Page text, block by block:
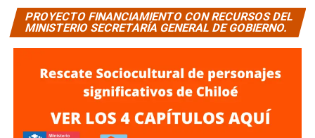
PROYECTO FINANCIAMIENTO CON RECURSOS DEL
MINISTERIO SECRETARÍA GENERAL DE GOBIERNO.